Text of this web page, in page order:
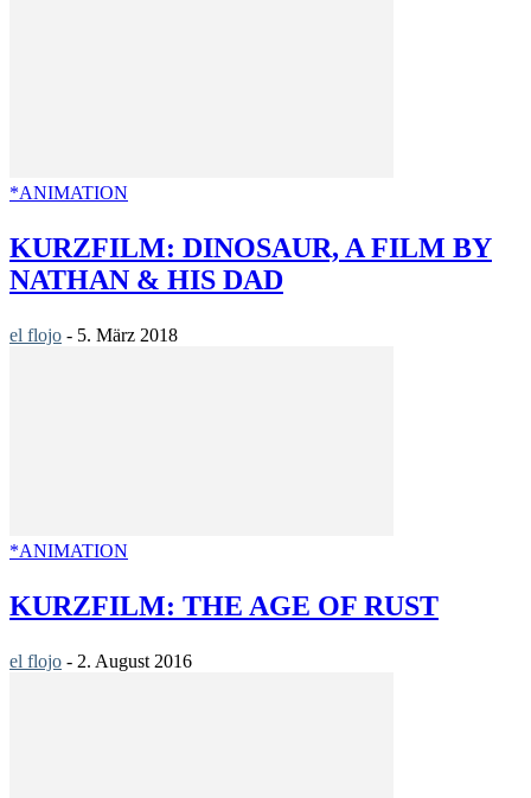
*ANIMATION
KURZFILM: DINOSAUR, A FILM BY
NATHAN & HIS DAD
el flojo - 5. März 2018
*ANIMATION
KURZFILM: THE AGE OF RUST
el flojo - 2. August 2016